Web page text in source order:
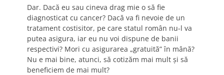
Dar. Dacă eu sau cineva drag mie o să fie
diagnosticat cu cancer? Dacă va fi nevoie de un
tratament costisitor, pe care statul român nu-l va
putea asigura, iar eu nu voi dispune de banii
respectivi? Mori cu asigurarea „gratuită” în mână?
Nu e mai bine, atunci, să cotizăm mai mult şi să
beneficiem de mai mult?